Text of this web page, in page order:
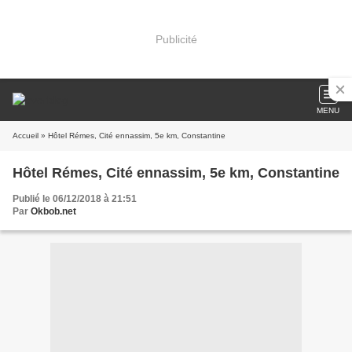
Publicité
MENU
Accueil » Hôtel Rémes, Cité ennassim, 5e km, Constantine
Hôtel Rémes, Cité ennassim, 5e km, Constantine
Publié le 06/12/2018 à 21:51
Par Okbob.net